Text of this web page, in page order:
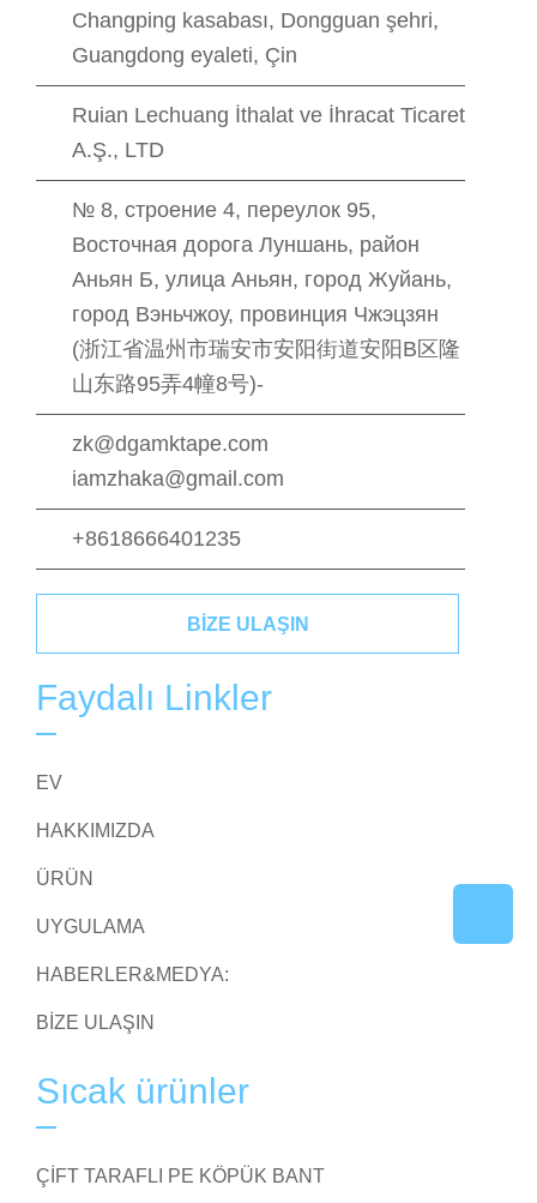
Changping kasabası, Dongguan şehri,
Guangdong eyaleti, Çin
Ruian Lechuang İthalat ve İhracat Ticaret
A.Ş., LTD
№ 8, строение 4, переулок 95,
Восточная дорога Луншань, район
Аньян Б, улица Аньян, город Жуйань,
город Вэньчжоу, провинция Чжэцзян
(浙江省温州市瑞安市安阳街道安阳B区隆
山东路95弄4幢8号)-
zk@dgamktape.com
iamzhaka@gmail.com
+8618666401235
BIZE ULAŞIN
Faydalı Linkler
EV
HAKKIMIZDA
ÜRÜN
UYGULAMA
HABERLER&MEDYA:
BIZE ULAŞIN
Sıcak ürünler
ÇIFT TARAFLI PE KÖPÜK BANT